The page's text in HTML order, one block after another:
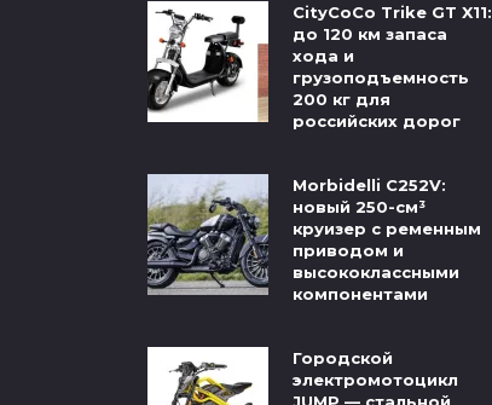
CityCoCo Trike GT X11:
до 120 км запаса
хода и
грузоподъемность
200 кг для
российских дорог
Morbidelli C252V:
новый 250-см³
круизер с ременным
приводом и
высококлассными
компонентами
Городской
электромотоцикл